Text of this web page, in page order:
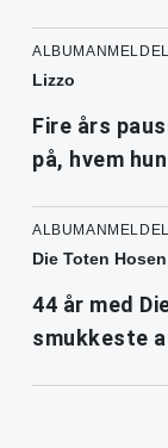
Lizzo
Fire års
på, hvem
Die Toten Hosen
44 år med
smukkeste